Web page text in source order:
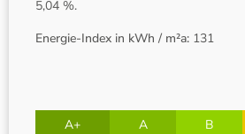
5,04 %.
Energie-Index in kWh / m²a: 131
A+ A B